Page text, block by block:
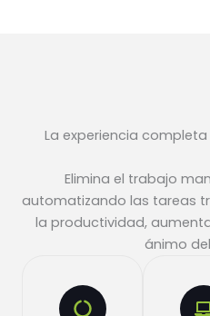
La experiencia
Elimina el trabajo
automatizando las tareas
la productividad,
ánimo